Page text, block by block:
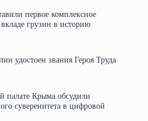
первое комплексное
грузин в историю
удостоен звания Героя Труда
палате Крыма обсудили
суверенитета в цифровой